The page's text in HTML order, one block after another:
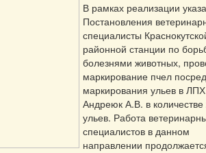
В рамках реализации
Постановления
специалисты
районной станции по
болезнями животных,
маркирование пчел
маркирования ульев в ЛПХ
Андреюк А.В. в количестве
ульев. Работа
специалистов в данном
направлении